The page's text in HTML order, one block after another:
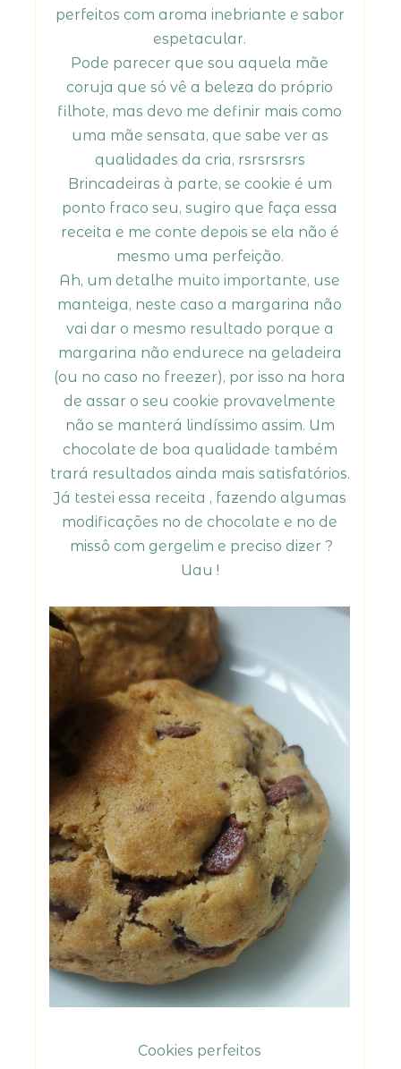
perfeitos com aroma inebriante e sabor
espetacular.
Pode parecer que sou aquela mãe
coruja que só vê a beleza do próprio
filhote, mas devo me definir mais como
uma mãe sensata, que sabe ver as
qualidades da cria, rsrsrsrsrs
Brincadeiras à parte, se cookie é um
ponto fraco seu, sugiro que faça essa
receita e me conte depois se ela não é
mesmo uma perfeição.
Ah, um detalhe muito importante, use
manteiga, neste caso a margarina não
vai dar o mesmo resultado porque a
margarina não endurece na geladeira
(ou no caso no freezer), por isso na hora
de assar o seu cookie provavelmente
não se manterá lindíssimo assim. Um
chocolate de boa qualidade também
trará resultados ainda mais satisfatórios.
Já testei essa receita , fazendo algumas
modificações no de chocolate e no de
missô com gergelim e preciso dizer ?
Uau !
Cookies perfeitos